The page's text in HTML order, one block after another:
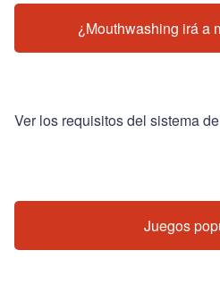
¿Mouthwashing irá a
Ver los requisitos del sistema
Juegos